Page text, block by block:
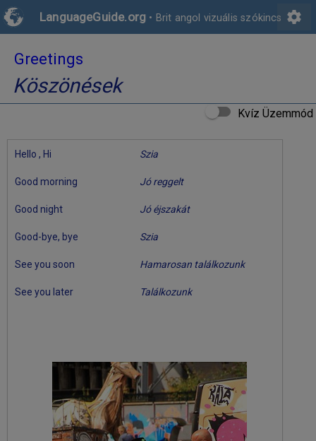
LanguageGuide.org • Brit angol vizuális szókincs settings
Greetings
Köszönések
Kvíz Üzemmód
Hello , Hi Szia
Good morning Jó reggelt
Good night Jó éjszakát
Good-bye, bye Szia
See you soon Hamarosan találkozunk
See you later Találkozunk